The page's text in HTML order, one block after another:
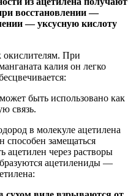
восстановлении —
— уксусную кислоту
окислителям. При
калия он легко
быть использовано как
связь.
в молекуле ацетилена
способен замещаться
ацетилен через растворы
ацетилениды —